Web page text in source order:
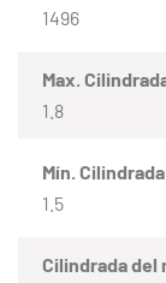
1496
Max.
1.8
Mín.
1.5
Cilindrada del